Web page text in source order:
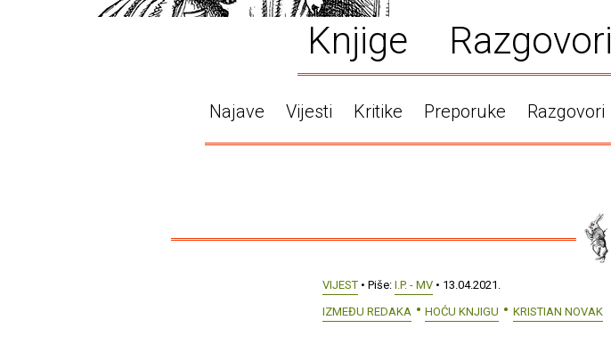
Knjige Razgovori
Najave Vijesti Kritike Preporuke Razgovori
VIJEST • Piše: I.P. - MV • 13.04.2021.
IZMEĐU REDAKA
HOĆU KNJIGU KRISTIAN NOVAK